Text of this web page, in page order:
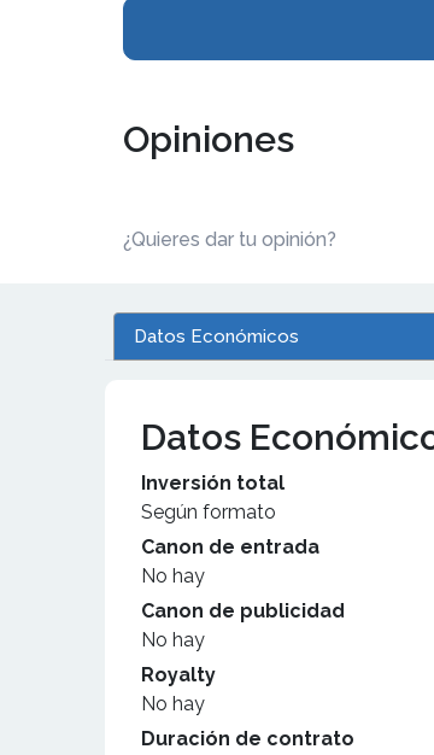
Opiniones
¿Quieres dar tu opinión?
Datos Económicos
Datos
Inversión total
Según formato
Canon de entrada
No hay
Canon de publicidad
No hay
Royalty
No hay
Duración de contrato